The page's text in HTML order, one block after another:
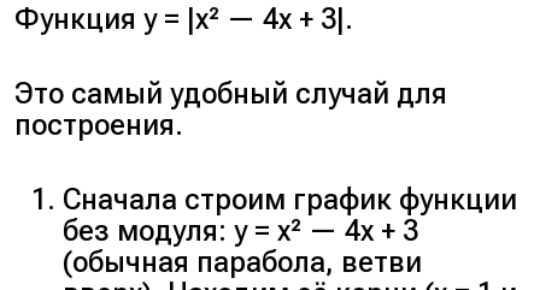
Функция y = |x² — 4x + 3|.
Это самый удобный случай для
построения.
Сначала строим график функции
без модуля: y = x² — 4x + 3
(обычная парабола, ветви